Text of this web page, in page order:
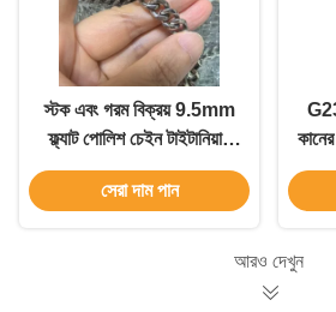
স্টক এবং গরম বিক্রয় 9.5mm
ফ্ল্যাট পোলিশ চেইন টাইটানিয়াম
আনুষাঙ্গিক Gentlemen চেইন
সেরা দাম পান
G23
আরও দেখুন